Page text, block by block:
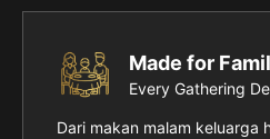
Made for
Every Gathering
Dari makan malam keluarga